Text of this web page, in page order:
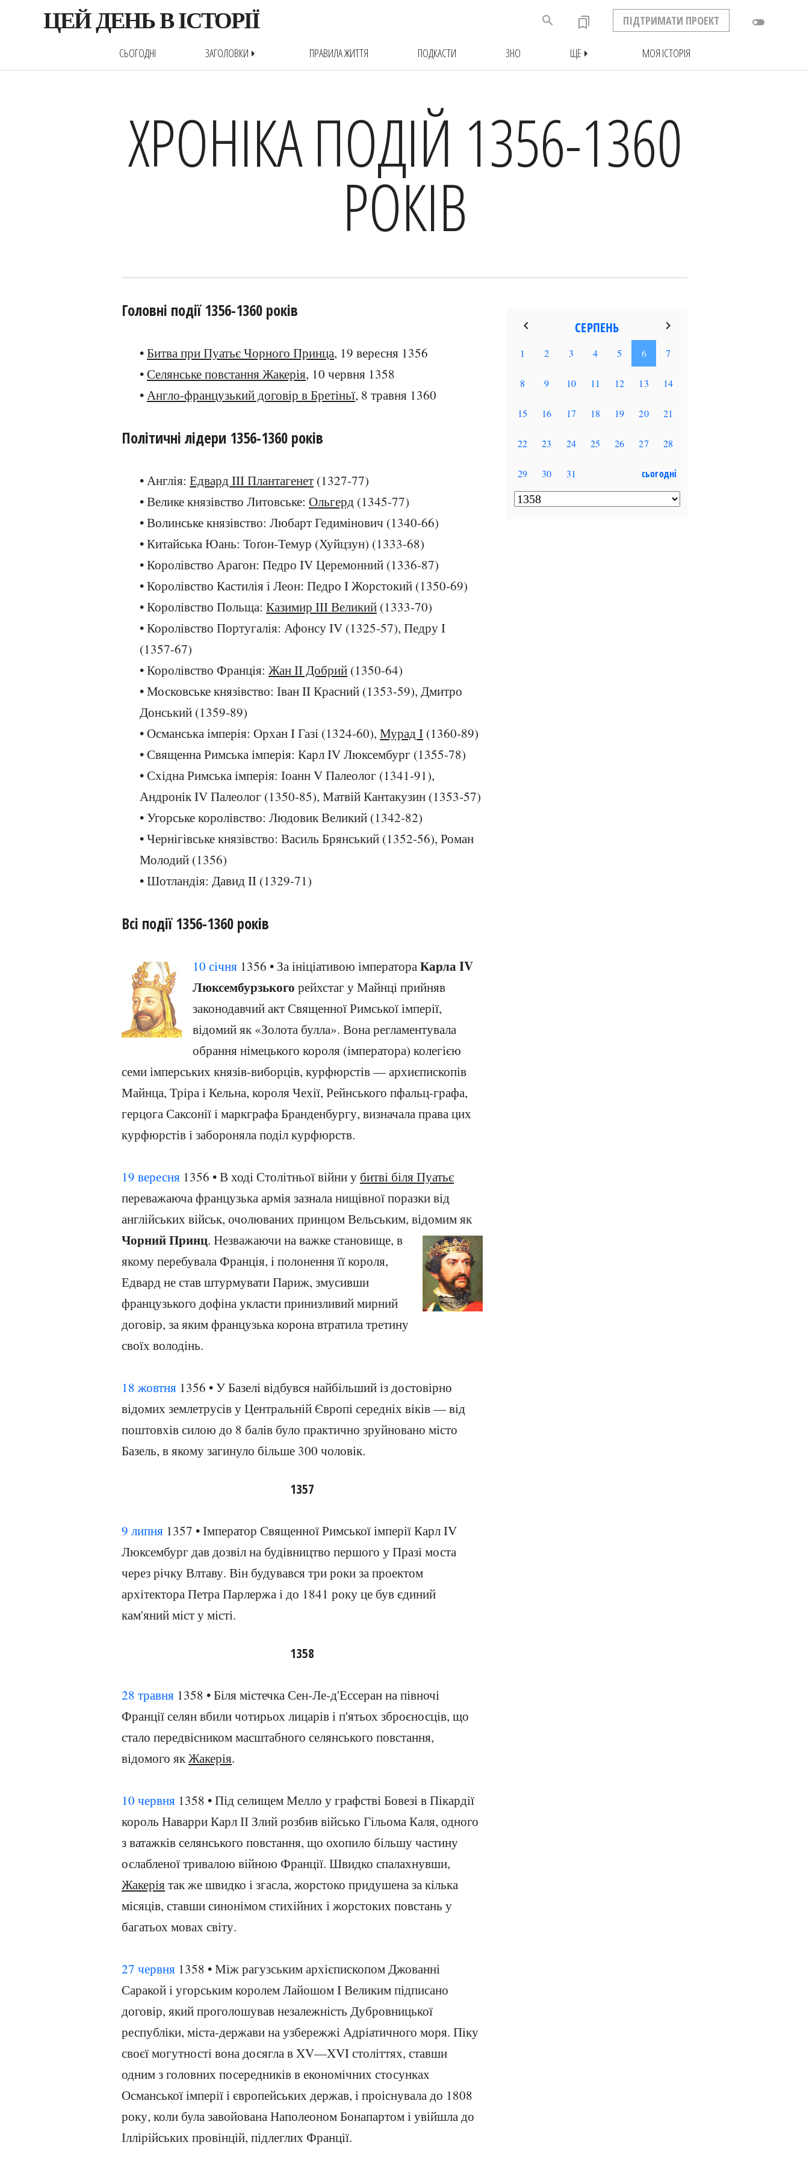
ЦЕЙ ДЕНЬ В ІСТОРІЇ toggle_off
ПІДТРИМАТИ ПРОЕКТ
bookmarks
search
СЬОГОДНІ ЗАГОЛОВКИarrow_right ПРАВИЛА ЖИТТЯ ПОДКАСТИ ЗНО ЩЕarrow_right МОЯ ІСТОРІЯ
ХРОНІКА ПОДІЙ 1356-1360
РОКІВ
Головні події 1356-1360 років
•Битва при Пуатьє Чорного Принца, 19 вересня 1356
•Селянське повстання Жакерія, 10 червня 1358
•Англо-французький договір в Бретіньї, 8 травня 1360
Політичні лідери 1356-1360 років
• Англія: Едвард III Плантагенет (1327-77)
• Велике князівство Литовське: Ольгерд (1345-77)
• Волинське князівство: Любарт Гедимінович (1340-66)
• Китайська Юань: Тоґон-Темур (Хуйцзун) (1333-68)
• Королівство Арагон: Педро IV Церемонний (1336-87)
• Королівство Кастилія і Леон: Педро I Жорстокий (1350-69)
• Королівство Польща: Казимир III Великий (1333-70)
• Королівство Португалія: Афонсу IV (1325-57), Педру I
(1357-67)
• Королівство Франція: Жан II Добрий (1350-64)
• Московське князівство: Іван II Красний (1353-59), Дмитро
Донський (1359-89)
• Османська імперія: Орхан I Газі (1324-60), Мурад I (1360-89)
• Священна Римська імперія: Карл IV Люксембург (1355-78)
• Східна Римська імперія: Іоанн V Палеолог (1341-91),
Андронік IV Палеолог (1350-85), Матвій Кантакузин (1353-57)
• Угорське королівство: Людовик Великий (1342-82)
• Чернігівське князівство: Василь Брянський (1352-56), Роман
Молодий (1356)
• Шотландія: Давид II (1329-71)
Всі події 1356-1360 років
10 січня 1356 • За ініціативою імператораКарла IV
Люксембурзького рейхстаг у Майнці прийняв
законодавчий акт Священної Римської імперії,
відомий як «Золота булла». Вона регламентувала
обрання німецького короля (імператора) колегією
семи імперських князів-виборців, курфюрстів — архиєпископів
Майнца, Тріра і Кельна, короля Чехії, Рейнського пфальц-графа,
герцога Саксонії і маркграфа Бранденбургу, визначала права цих
курфюрстів і забороняла поділ курфюрств.
19 вересня 1356 • В ході Столітньої війни у битві біля Пуатьє
переважаюча французька армія зазнала нищівної поразки від
англійських військ, очолюваних принцом Вельським, відомим як
Чорний Принц. Незважаючи на важке становище, в
якому перебувала Франція, і полонення її короля,
Едвард не став штурмувати Париж, змусивши
французького дофіна укласти принизливий мирний
договір, за яким французька корона втратила третину
своїх володінь.
18 жовтня 1356 • У Базелі відбувся найбільший із достовірно
відомих землетрусів у Центральній Європі середніх віків — від
поштовхів силою до 8 балів було практично зруйновано місто
Базель, в якому загинуло більше 300 чоловік.
1357
9 липня 1357 • Імператор Священної Римської імперії Карл IV
Люксембург дав дозвіл на будівництво першого у Празі моста
через річку Влтаву. Він будувався три роки за проектом
архітектора Петра Парлержа і до 1841 року це був єдиний
кам'яний міст у місті.
1358
28 травня 1358 • Біля містечка Сен-Ле-д'Ессеран на півночі
Франції селян вбили чотирьох лицарів і п'ятьох зброєносців, що
стало передвісником масштабного селянського повстання,
відомого якЖакерія.
10 червня 1358 • Під селищем Мелло у графстві Бовезі в Пікардії
король Наварри Карл ІІ Злий розбив військо Гільома Каля, одного
з ватажків селянського повстання, що охопило більшу частину
ослабленої тривалою війною Франції. Швидко спалахнувши,
Жакеріятак же швидко і згасла, жорстоко придушена за кілька
місяців, ставши синонімом стихійних і жорстоких повстань у
багатьох мовах світу.
27 червня 1358 • Між рагузським архієпископом Джованні
Саракой і угорським королем Лайошом I Великим підписано
договір, який проголошував незалежність Дубровницької
республіки, міста-держави на узбережжі Адріатичного моря. Піку
своєї могутності вона досягла в XV—XVI століттях, ставши
одним з головних посередників в економічних стосунках
Османської імперії і європейських держав, і проіснувала до 1808
року, коли була завойована Наполеоном Бонапартом і увійшла до
Іллірійських провінцій, підлеглих Франції.